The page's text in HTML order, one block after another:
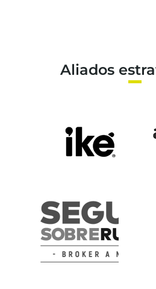
Aliados